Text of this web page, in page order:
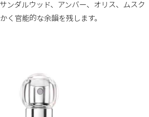
ンダルウッド、アンバー、オリス、ムスク
く官能的な余韻を残します。